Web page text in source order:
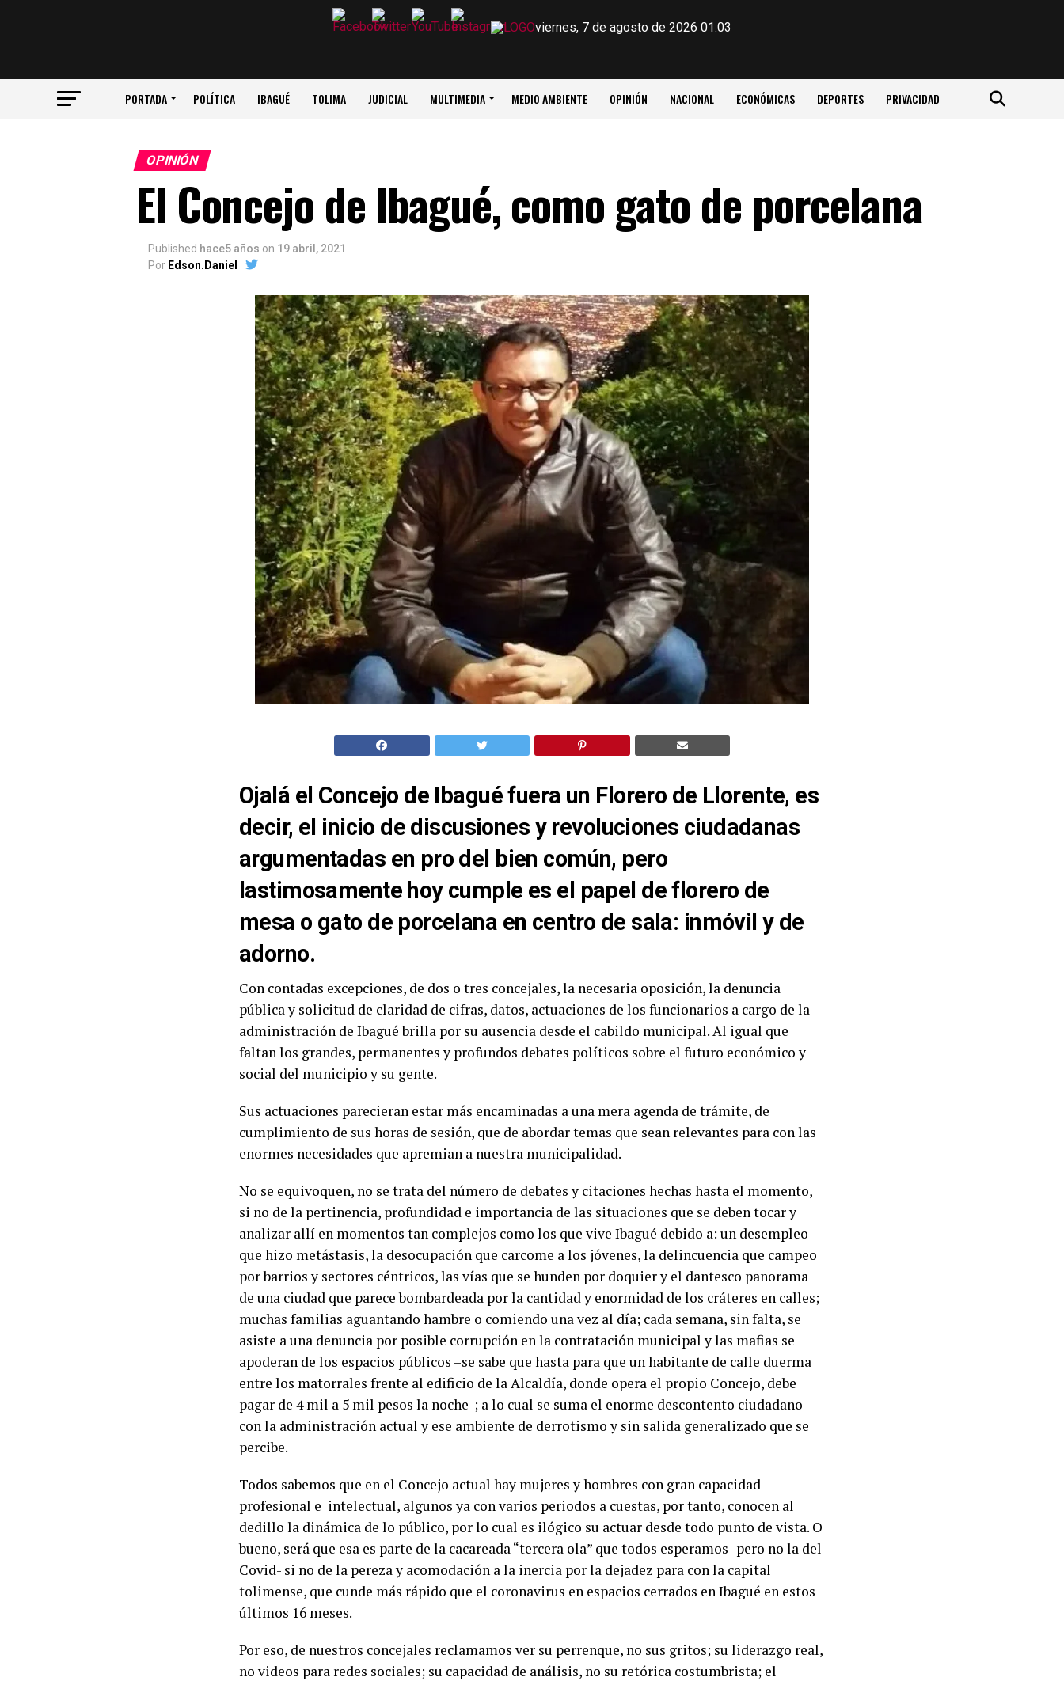
viernes, 7 de agosto de 2026 01:03
PORTADA POLÍTICA IBAGUÉ TOLIMA JUDICIAL MULTIMEDIA MEDIO AMBIENTE OPINIÓN NACIONAL ECONÓMICAS DEPORTES PRIVACIDAD
OPINIÓN
El Concejo de Ibagué, como gato de porcelana
Published hace5 años on 19 abril, 2021
Por Edson.Daniel
Ojalá el Concejo de Ibagué fuera un Florero de Llorente, es
decir, el inicio de discusiones y revoluciones ciudadanas
argumentadas en pro del bien común, pero
lastimosamente hoy cumple es el papel de florero de
mesa o gato de porcelana en centro de sala: inmóvil y de
adorno.
Con contadas excepciones, de dos o tres concejales, la necesaria oposición, la denuncia
pública y solicitud de claridad de cifras, datos, actuaciones de los funcionarios a cargo de la
administración de Ibagué brilla por su ausencia desde el cabildo municipal. Al igual que
faltan los grandes, permanentes y profundos debates políticos sobre el futuro económico y
social del municipio y su gente.
Sus actuaciones parecieran estar más encaminadas a una mera agenda de trámite, de
cumplimiento de sus horas de sesión, que de abordar temas que sean relevantes para con las
enormes necesidades que apremian a nuestra municipalidad.
No se equivoquen, no se trata del número de debates y citaciones hechas hasta el momento,
si no de la pertinencia, profundidad e importancia de las situaciones que se deben tocar y
analizar allí en momentos tan complejos como los que vive Ibagué debido a: un desempleo
que hizo metástasis, la desocupación que carcome a los jóvenes, la delincuencia que campeo
por barrios y sectores céntricos, las vías que se hunden por doquier y el dantesco panorama
de una ciudad que parece bombardeada por la cantidad y enormidad de los cráteres en calles;
muchas familias aguantando hambre o comiendo una vez al día; cada semana, sin falta, se
asiste a una denuncia por posible corrupción en la contratación municipal y las mafias se
apoderan de los espacios públicos –se sabe que hasta para que un habitante de calle duerma
entre los matorrales frente al edificio de la Alcaldía, donde opera el propio Concejo, debe
pagar de 4 mil a 5 mil pesos la noche-; a lo cual se suma el enorme descontento ciudadano
con la administración actual y ese ambiente de derrotismo y sin salida generalizado que se
percibe.
Todos sabemos que en el Concejo actual hay mujeres y hombres con gran capacidad
profesional e intelectual, algunos ya con varios periodos a cuestas, por tanto, conocen al
dedillo la dinámica de lo público, por lo cual es ilógico su actuar desde todo punto de vista. O
bueno, será que esa es parte de la cacareada “tercera ola” que todos esperamos -pero no la del
Covid- si no de la pereza y acomodación a la inercia por la dejadez para con la capital
tolimense, que cunde más rápido que el coronavirus en espacios cerrados en Ibagué en estos
últimos 16 meses.
Por eso, de nuestros concejales reclamamos ver su perrenque, no sus gritos; su liderazgo real,
no videos para redes sociales; su capacidad de análisis, no su retórica costumbrista; el